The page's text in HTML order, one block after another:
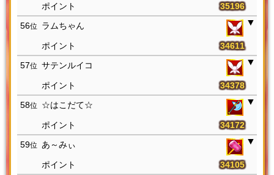
35196
56位 ラムちゃん
34611
57位 サテンルイコ
34378
58位 ☆はこだて☆
34172
59位 あ～みぃ
34105